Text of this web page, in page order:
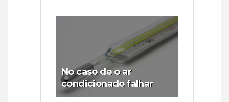
No caso de o ar
condicionado falhar